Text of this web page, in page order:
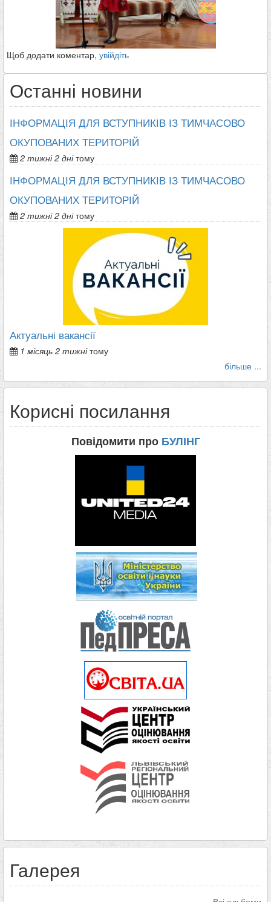
Щоб додати коментар, увійдіть
Останні новини
ІНФОРМАЦІЯ ДЛЯ ВСТУПНИКІВ ІЗ ТИМЧАСОВО
ОКУПОВАНИХ ТЕРИТОРІЙ
2 тижні 2 днітому
ІНФОРМАЦІЯ ДЛЯ ВСТУПНИКІВ ІЗ ТИМЧАСОВО
ОКУПОВАНИХ ТЕРИТОРІЙ
2 тижні 2 днітому
Актуальні вакансії
1 місяць 2 тижнітому
більше ...
Корисні посилання
Повідомити про БУЛІНГ
Галерея